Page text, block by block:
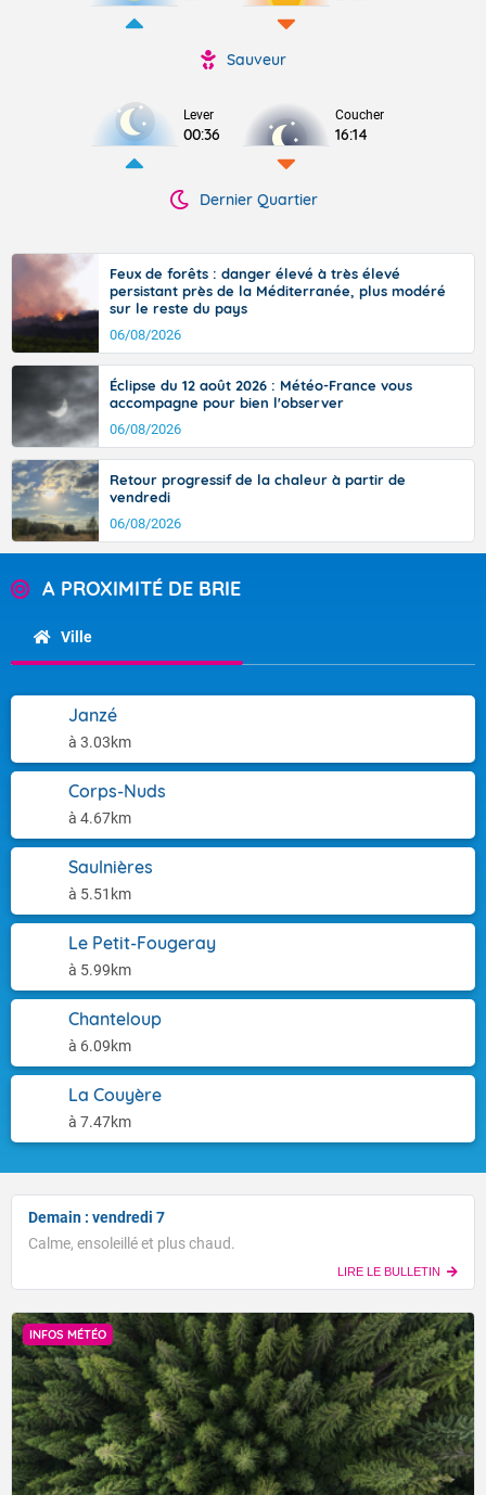
Sauveur
Lever
00:36
Coucher
16:14
Dernier Quartier
Feux de forêts : danger élevé à très élevé
persistant près de la Méditerranée, plus modéré
sur le reste du pays
06/08/2026
Éclipse du 12 août 2026 : Météo-France vous
accompagne pour bien l'observer
06/08/2026
Retour progressif de la chaleur à partir de
vendredi
06/08/2026
A PROXIMITÉ DE BRIE
Ville
Janzé
à 3.03km
Corps-Nuds
à 4.67km
Saulnières
à 5.51km
Le Petit-Fougeray
à 5.99km
Chanteloup
à 6.09km
La Couyère
à 7.47km
Demain : vendredi 7
Calme, ensoleillé et plus chaud.
LIRE LE BULLETIN
INFOS MÉTÉO